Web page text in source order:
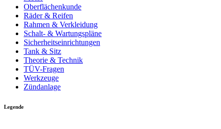
Oberflächenkunde
Räder & Reifen
Rahmen & Verkleidung
Schalt- & Wartungspläne
Sicherheitseinrichtungen
Tank & Sitz
Theorie & Technik
TÜV-Fragen
Werkzeuge
Zündanlage
Legende